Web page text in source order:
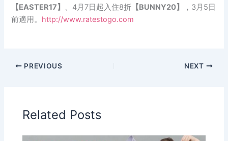
【EASTER17】 、4月7日起入住8折 【BUNNY20】
，3月5日
前適用。 http://www.ratestogo.com
PREVIOUS NEXT
Related Posts